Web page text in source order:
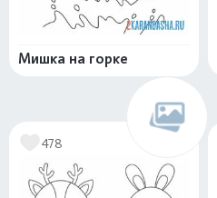
Мишка на горке
478